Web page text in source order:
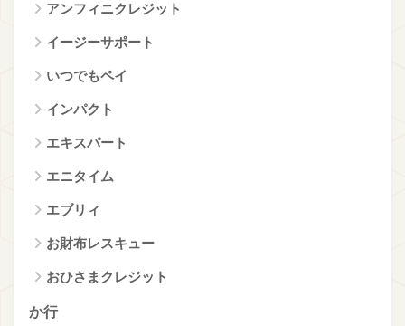
アンフィニクレジット
イージーサポート
いつでもペイ
インパクト
エキスパート
エニタイム
エブリィ
お財布レスキュー
おひさまクレジット
か行